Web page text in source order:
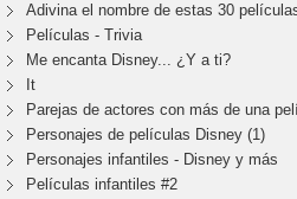
Adivina el nombre de estas 30
Películas - Trivia
Me encanta Disney... ¿Y a ti?
It
Parejas de actores con más de una
Personajes de películas Disney (1)
Personajes infantiles - Disney y más
Películas infantiles #2